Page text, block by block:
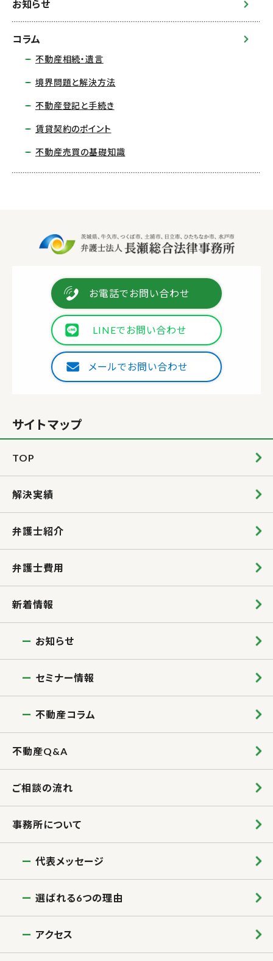
お知らせ
コラム
不動産相続・遺言
境界問題と解決方法
不動産登記と手続き
賃貸契約のポイント
不動産売買の基礎知識
お電話でお問い合わせ
LINEでお問い合わせ
メールでお問い合わせ
サイトマップ
TOP
解決実績
弁護士紹介
弁護士費用
新着情報
お知らせ
セミナー情報
不動産コラム
不動産Q&A
ご相談の流れ
事務所について
代表メッセージ
選ばれる6つの理由
アクセス